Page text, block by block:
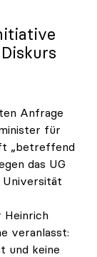
Anfrage
für
„betreffend
das UG
Universität
Heinrich
veranlasst:
und keine